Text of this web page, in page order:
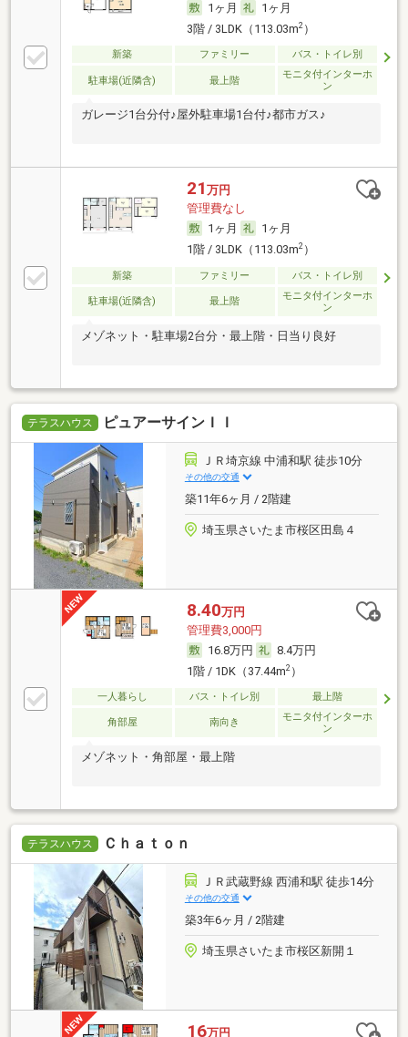
1ヶ月
1ヶ月
3階 / 3LDK（113.03m2）
新築 ファミリー バス・トイレ別
駐車場(近隣含) 最上階
モニタ付インターホ
ン
ガレージ1台分付♪屋外駐車場1台付♪都市ガス♪
21 万円
管理費なし
1ヶ月
1ヶ月
1階 / 3LDK（113.03m2）
新築 ファミリー バス・トイレ別
駐車場(近隣含) 最上階
モニタ付インターホ
ン
メゾネット・駐車場2台分・最上階・日当り良好
テラスハウス ピュアーサインＩＩ
ＪＲ埼京線 中浦和駅 徒歩10分
その他の交通
築11年6ヶ月 / 2階建
埼玉県さいたま市桜区田島４
8.40万円
管理費3,000円
16.8万円
8.4万円
1階 / 1DK（37.44m2）
一人暮らし バス・トイレ別 最上階
角部屋 南向き
モニタ付インターホ
ン
メゾネット・角部屋・最上階
テラスハウス Ｃｈａｔｏｎ
ＪＲ武蔵野線 西浦和駅 徒歩14分
その他の交通
築3年6ヶ月 / 2階建
埼玉県さいたま市桜区新開１
16万円